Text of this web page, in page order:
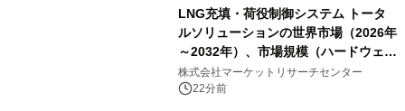
LNG充填・荷役制御システム トータ
ルソリューションの世界市場（2026年
～2032年）、市場規模（ハードウェ
ア、ソフトウェア、サービス）・分析
レポートを発表
株式会社マーケットリサーチセンター
22分前